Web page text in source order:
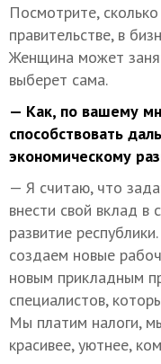
Посмотрите,
правительстве, в
Женщина может
выберет сама.
— Как, по вашему
способствовать
экономическому
— Я считаю, что
внести свой вклад в
развитие
создаем новые
новым прикладным
специалистов,
Мы платим налоги,
красивее, уютнее,